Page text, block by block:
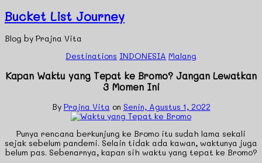
Bucket List Journey
Blog by Prajna Vita
Destinations INDONESIA Malang
Kapan Waktu yang Tepat ke Bromo? Jangan Lewatkan
3 Momen Ini
By Prajna Vita on Senin, Agustus 1, 2022
Punya rencana berkunjung ke Bromo itu sudah lama sekali
sejak sebelum pandemi. Selain tidak ada kawan, waktunya juga
belum pas. Sebenarnya, kapan sih waktu yang tepat ke Bromo?